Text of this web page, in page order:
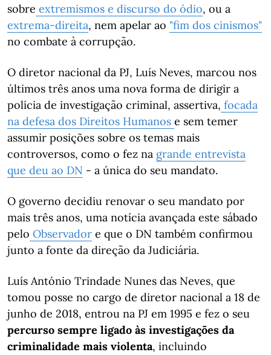
sobre extremismos e discurso do ódio, ou a
extrema-direita, nem apelar ao "fim dos cinismos"
no combate à corrupção.
O diretor nacional da PJ, Luís Neves, marcou nos
últimos três anos uma nova forma de dirigir a
polícia de investigação criminal, assertiva, focada
na defesa dos Direitos Humanos e sem temer
assumir posições sobre os temas mais
controversos, como o fez na grande entrevista
que deu ao DN - a única do seu mandato.
O governo decidiu renovar o seu mandato por
mais três anos, uma notícia avançada este sábado
pelo Observador e que o DN também confirmou
junto a fonte da direção da Judiciária.
Luís António Trindade Nunes das Neves, que
tomou posse no cargo de diretor nacional a 18 de
junho de 2018, entrou na PJ em 1995 e fez o seu
percurso sempre ligado às investigações da
criminalidade mais violenta, incluindo